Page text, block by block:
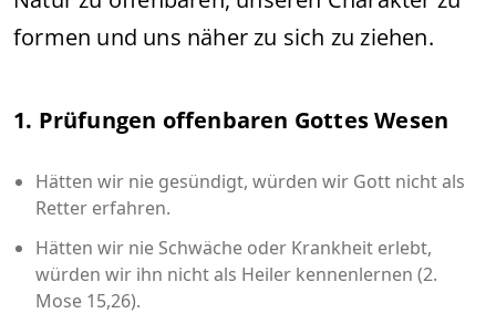
formen und uns näher zu sich zu ziehen.
1. Prüfungen offenbaren Gottes Wesen
Hätten wir nie gesündigt, würden wir Gott nicht als
Retter erfahren.
Hätten wir nie Schwäche oder Krankheit erlebt,
würden wir ihn nicht als Heiler kennenlernen (2.
Mose 15,26).